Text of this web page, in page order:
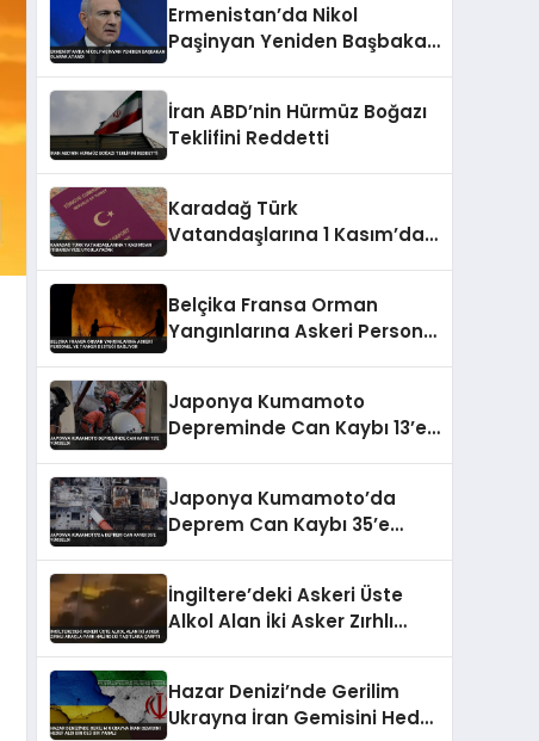
Ermenistan’da Nikol
Paşinyan Yeniden Başbakan
İran ABD’nin Hürmüz Boğazı
Teklifini Reddetti
Karadağ Türk
Vatandaşlarına 1 Kasım’dan
Belçika Fransa Orman
Yangınlarına Askeri Personel
Japonya Kumamoto
Depreminde Can Kaybı 13’e
Japonya Kumamoto’da
Deprem Can Kaybı 35’e
İngiltere’deki Askeri Üste
Alkol Alan İki Asker Zırhlı
Hazar Denizi’nde Gerilim
Ukrayna İran Gemisini Hedef